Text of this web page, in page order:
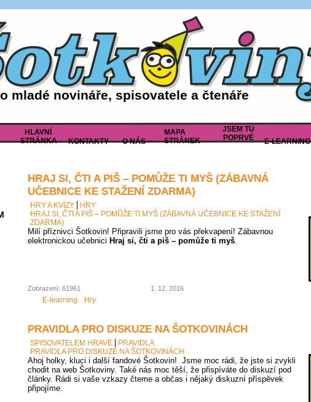
mladé novináře, spisovatele a čtenáře
HLAVNÍ
STRÁNKA
KONTAKTY O NÁS
MAPA
STRÁNEK
JSEM TU
POPRVÉ
E-LEARNING
HRAJ SI, ČTI A PIŠ – POMŮŽE TI MYŠ (ZÁBAVNÁ
UČEBNICE KE STAŽENÍ ZDARMA)
HRY A KVÍZY
HRY
HRAJ SI, ČTI A PIŠ – POMŮŽE TI MYŠ (ZÁBAVNÁ UČEBNICE KE STAŽENÍ
ZDARMA)
Milí příznivci Šotkovin! Připravili jsme pro vás překvapení! Zábavnou
elektronickou učebnici Hraj si, čti a piš – pomůže ti myš.
Zobrazení: 61961 1. 12. 2016
E-learning Hry
PRAVIDLA PRO DISKUZE NA ŠOTKOVINÁCH
SPISOVATELEM HRAVĚ
PRAVIDLA
PRAVIDLA PRO DISKUZE NA ŠOTKOVINÁCH
Ahoj holky, kluci i další fandové Šotkovin! Jsme moc rádi, že jste si zvykli
chodit na web Šotkoviny. Také nás moc těší, že přispíváte do diskuzí pod
články. Rádi si vaše vzkazy čteme a občas i nějaký diskuzní příspěvek
připojíme.